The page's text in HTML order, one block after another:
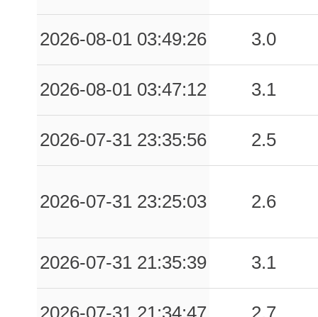
0.02
ALD 85
2026-08-01 03:49:26 3.0
2026-08-01 03:47:12 3.1
2026-07-31 23:35:56 2.5
2026-07-31 23:25:03 2.6
2026-07-31 21:35:39 3.1
2026-07-31 21:34:47 2.7